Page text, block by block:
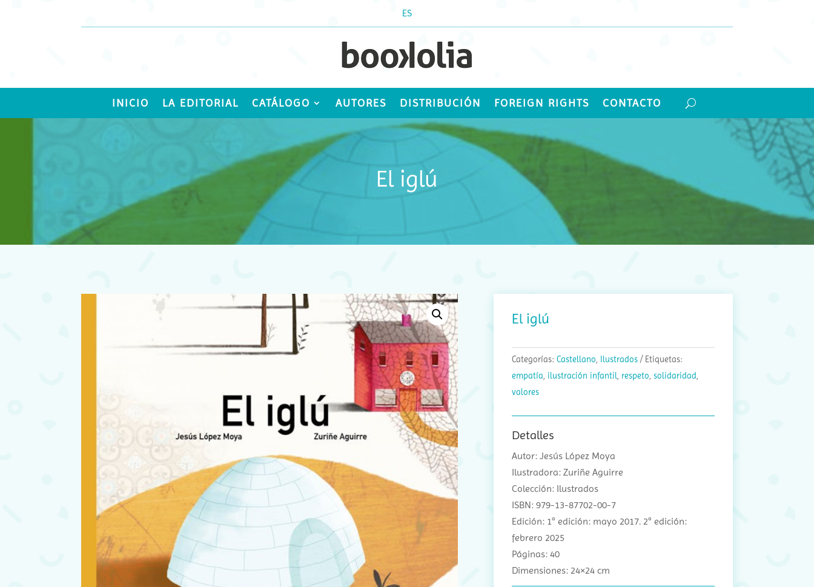
ES
INICIO LA EDITORIAL CATÁLOGO AUTORES DISTRIBUCIÓN FOREIGN RIGHTS CONTACTO
El iglú
El iglú
Categorías: Castellano Ilustrados
Etiquetas:
empatía ilustración infantil, respeto solidaridad
valores
Detalles
Autor: Jesús López Moya
Ilustradora: Zuriñe Aguirre
Colección: Ilustrados
ISBN: 979-13-87702-00-7
Edición: 1ª edición: mayo 2017. 2ª edición:
febrero 2025
Páginas: 40
Dimensiones: 24×24 cm